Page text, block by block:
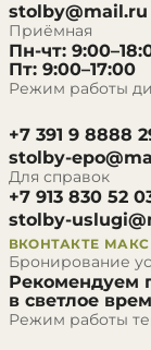
stolby@mail.ru
Приёмная
Пн-чт:
Пт: 9:00–17:00
Режим работы
+7 391 9 8888
stolby-
Для справок
+7 913 830 52
stolby-
ВКОНТАКТЕ МАКС
Бронирование
Рекомендуем
в светлое
Режим работы